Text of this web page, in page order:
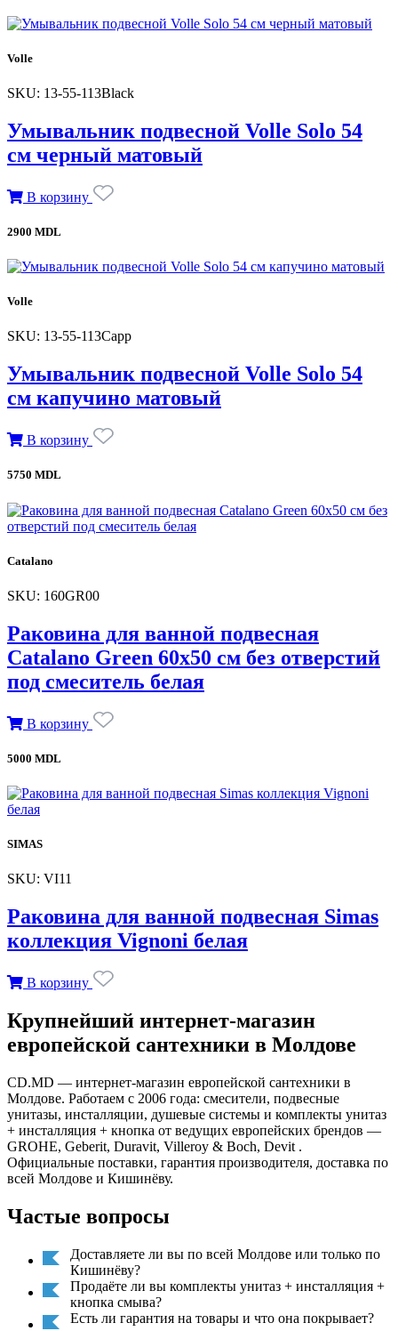
Volle
SKU: 13-55-113Black
Умывальник подвесной Volle Solo 54
см черный матовый
В корзину
2900 MDL
Volle
SKU: 13-55-113Capp
Умывальник подвесной Volle Solo 54
см капучино матовый
В корзину
5750 MDL
Catalano
SKU: 160GR00
Раковина для ванной подвесная
Catalano Green 60х50 см без отверстий
под смеситель белая
В корзину
5000 MDL
SIMAS
SKU: VI11
Раковина для ванной подвесная Simas
коллекция Vignoni белая
В корзину
Крупнейший интернет-магазин
европейской сантехники в Молдове
CD.MD — интернет-магазин европейской сантехники в
Молдове. Работаем с 2006 года: смесители, подвесные
унитазы, инсталляции, душевые системы и комплекты унитаз
+ инсталляция + кнопка от ведущих европейских брендов —
GROHE, Geberit, Duravit, Villeroy & Boch, Devit .
Официальные поставки, гарантия производителя, доставка по
всей Молдове и Кишинёву.
Частые вопросы
Доставляете ли вы по всей Молдове или только по
Кишинёву?
Продаёте ли вы комплекты унитаз + инсталляция +
кнопка смыва?
Есть ли гарантия на товары и что она покрывает?